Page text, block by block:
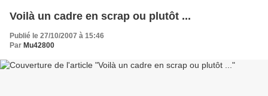
Voilà un cadre en scrap ou plutôt ...
Publié le 27/10/2007 à 15:46
Par Mu42800